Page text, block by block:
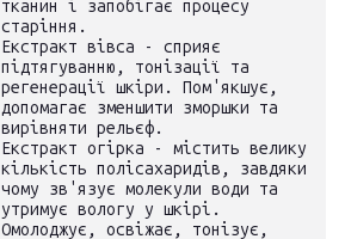
тканин і запобігає процесу
старіння.
Екстракт вівса - сприяє
підтягуванню, тонізації та
регенерації шкіри. Пом'якшує,
допомагає зменшити зморшки та
вирівняти рельєф.
Екстракт огірка - містить велику
кількість полісахаридів, завдяки
чому зв'язує молекули води та
утримує вологу у шкірі.
Омолоджує, освіжає, тонізує,